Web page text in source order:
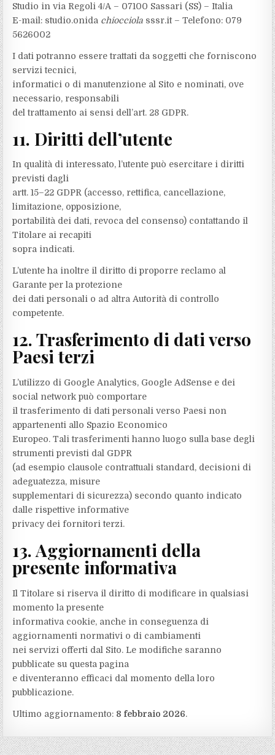
Studio in via Regoli 4/A – 07100 Sassari (SS) – Italia
E-mail: studio.onida chiocciola sssr.it – Telefono: 079
5626002
I dati potranno essere trattati da soggetti che forniscono
servizi tecnici,
informatici o di manutenzione al Sito e nominati, ove
necessario, responsabili
del trattamento ai sensi dell’art. 28 GDPR.
11. Diritti dell’utente
In qualità di interessato, l’utente può esercitare i diritti
previsti dagli
artt. 15–22 GDPR (accesso, rettifica, cancellazione,
limitazione, opposizione,
portabilità dei dati, revoca del consenso) contattando il
Titolare ai recapiti
sopra indicati.
L’utente ha inoltre il diritto di proporre reclamo al
Garante per la protezione
dei dati personali o ad altra Autorità di controllo
competente.
12. Trasferimento di dati verso
Paesi terzi
L’utilizzo di Google Analytics, Google AdSense e dei
social network può comportare
il trasferimento di dati personali verso Paesi non
appartenenti allo Spazio Economico
Europeo. Tali trasferimenti hanno luogo sulla base degli
strumenti previsti dal GDPR
(ad esempio clausole contrattuali standard, decisioni di
adeguatezza, misure
supplementari di sicurezza) secondo quanto indicato
dalle rispettive informative
privacy dei fornitori terzi.
13. Aggiornamenti della
presente informativa
Il Titolare si riserva il diritto di modificare in qualsiasi
momento la presente
informativa cookie, anche in conseguenza di
aggiornamenti normativi o di cambiamenti
nei servizi offerti dal Sito. Le modifiche saranno
pubblicate su questa pagina
e diventeranno efficaci dal momento della loro
pubblicazione.
Ultimo aggiornamento: 8 febbraio 2026.